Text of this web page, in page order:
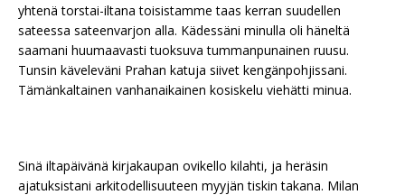
yhtenä torstai-iltana toisistamme taas kerran suudellen
sateessa sateenvarjon alla. Kädessäni minulla oli häneltä
saamani huumaavasti tuoksuva tummanpunainen ruusu.
Tunsin käveleväni Prahan katuja siivet kengänpohjissani.
Tämänkaltainen vanhanaikainen kosiskelu viehätti minua.
Sinä iltapäivänä kirjakaupan ovikello kilahti, ja heräsin
ajatuksistani arkitodellisuuteen myyjän tiskin takana. Milan